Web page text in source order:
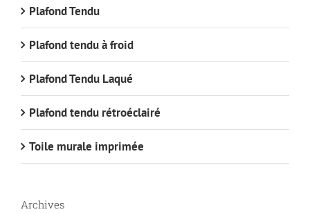
Plafond Tendu
Plafond tendu à froid
Plafond Tendu Laqué
Plafond tendu rétroéclairé
Toile murale imprimée
Archives